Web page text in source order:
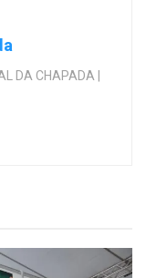
DA CHAPADA |